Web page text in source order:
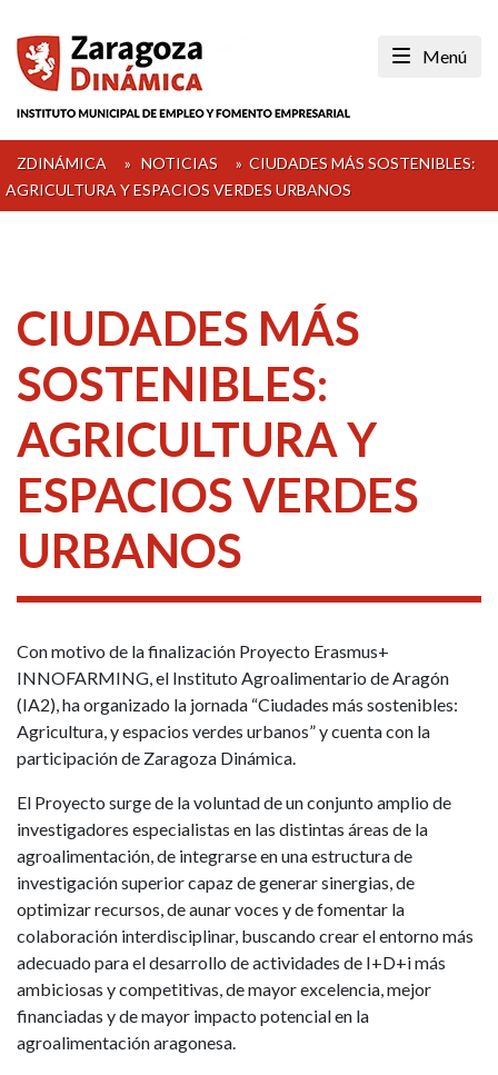
content
Menú
ZDINÁMICA » NOTICIAS » CIUDADES MÁS SOSTENIBLES:
AGRICULTURA Y ESPACIOS VERDES URBANOS
CIUDADES MÁS
SOSTENIBLES:
AGRICULTURA Y
ESPACIOS VERDES
URBANOS
Con motivo de la finalización Proyecto Erasmus+
INNOFARMING, el Instituto Agroalimentario de Aragón
(IA2), ha organizado la jornada “Ciudades más sostenibles:
Agricultura, y espacios verdes urbanos” y cuenta con la
participación de Zaragoza Dinámica.
El Proyecto surge de la voluntad de un conjunto amplio de
investigadores especialistas en las distintas áreas de la
agroalimentación, de integrarse en una estructura de
investigación superior capaz de generar sinergias, de
optimizar recursos, de aunar voces y de fomentar la
colaboración interdisciplinar, buscando crear el entorno más
adecuado para el desarrollo de actividades de I+D+i más
ambiciosas y competitivas, de mayor excelencia, mejor
financiadas y de mayor impacto potencial en la
agroalimentación aragonesa.